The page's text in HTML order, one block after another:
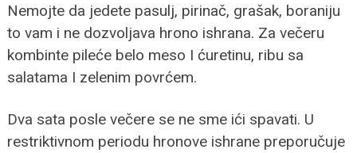
Nemojte da jedete pasulj, pirinač, grašak, boraniju
to vam i ne dozvoljava hrono ishrana. Za večeru
kombinte pileće belo meso I ćuretinu, ribu sa
salatama I zelenim povrćem.
Dva sata posle večere se ne sme ići spavati. U
restriktivnom periodu hronove ishrane preporučuje